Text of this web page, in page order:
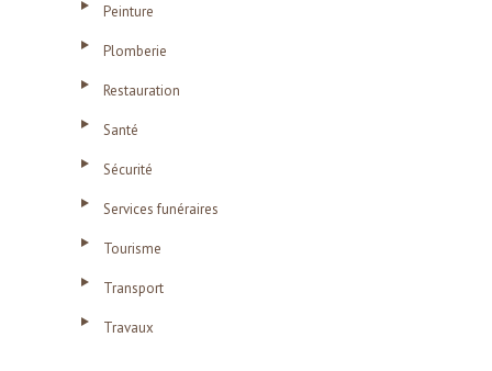
Peinture
Plomberie
Restauration
Santé
Sécurité
Services funéraires
Tourisme
Transport
Travaux